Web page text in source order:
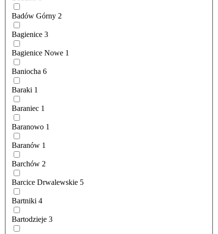
Badów Górny 2
Bagienice 3
Bagienice Nowe 1
Baniocha 6
Baraki 1
Baraniec 1
Baranowo 1
Baranów 1
Barchów 2
Barcice Drwalewskie 5
Bartniki 4
Bartodzieje 3